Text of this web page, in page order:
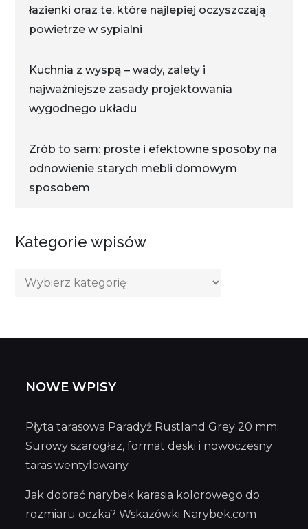
łazienki oraz te, które najlepiej oczyszczają
powietrze w sypialni
Kuchnia z wyspą – wady, zalety i
najważniejsze zasady projektowania
wygodnego układu
Zrób to sam: proste i efektowne sposoby na
odnowienie starych mebli domowym
sposobem
Kategorie wpisów
Kategorie
NOWE WPISY
Płyta tarasowa Paradyż Rustland Grey 20 mm:
Surowy szarogłaz, format deski i nowoczesny
taras wentylowany
Jak dobrać narybek karasia kolorowego do
rozmiaru oczka? Wskazówki Narybek.com